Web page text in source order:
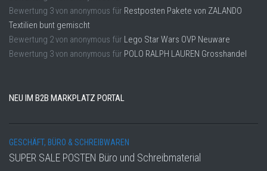
Bewertung 3von anonymous für Restposten Pakete von ZALANDO
Textilien bunt gemischt
Bewertung 2von anonymous für Lego Star Wars OVP Neuware
Bewertung 3von anonymous für POLO RALPH LAUREN Grosshandel
NEU IM B2B MARKPLATZ PORTAL
GESCHÄFT, BÜRO & SCHREIBWAREN
SUPER SALE POSTEN Büro und Schreibmaterial